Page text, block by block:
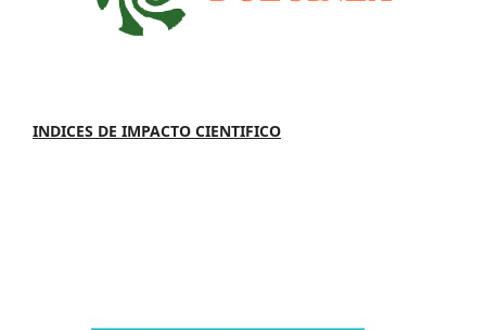
INDICES DE IMPACTO CIENTIFICO